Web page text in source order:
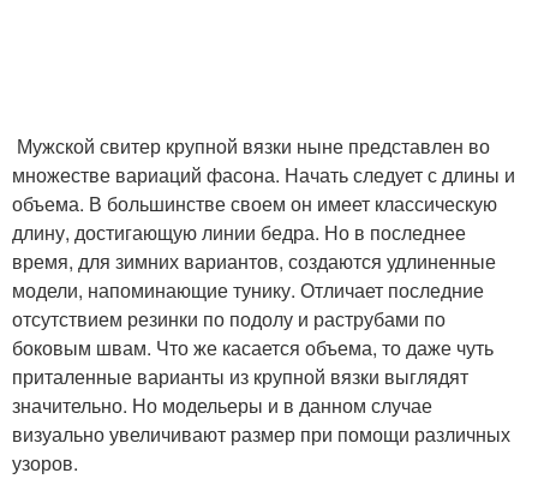
Мужской свитер крупной вязки ныне представлен во
множестве вариаций фасона. Начать следует с длины и
объема. В большинстве своем он имеет классическую
длину, достигающую линии бедра. Но в последнее
время, для зимних вариантов, создаются удлиненные
модели, напоминающие тунику. Отличает последние
отсутствием резинки по подолу и раструбами по
боковым швам. Что же касается объема, то даже чуть
приталенные варианты из крупной вязки выглядят
значительно. Но модельеры и в данном случае
визуально увеличивают размер при помощи различных
узоров.